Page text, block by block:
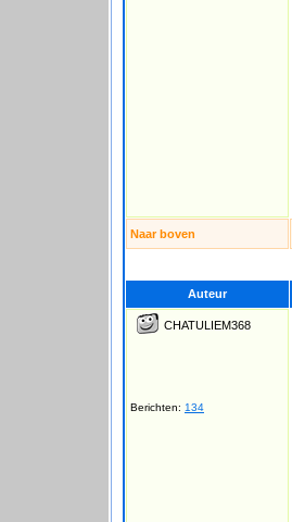
Naar boven
Auteur
CHATULIEM368
Berichten: 134